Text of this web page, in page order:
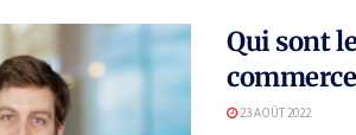
Qui sont
23 AOÛT 2022